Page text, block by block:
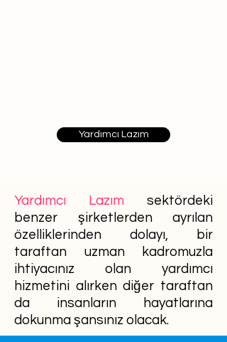
Yardımcı Lazım
Yardımcı Lazım sektördeki
benzer şirketlerden ayrılan
özelliklerinden dolayı, bir
taraftan uzman kadromuzla
ihtiyacınız olan yardımcı
hizmetini alırken diğer taraftan
da insanların hayatlarına
dokunma şansınız olacak.